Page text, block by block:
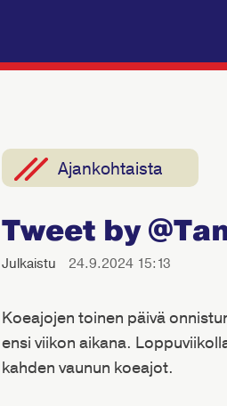
t
k
a
A
i
Ajankohtaista
Tweet by
Julkaistu 24.9.2024 15:13
Koeajojen toinen päivä
ensi viikon aikana.
kahden vaunun koeajot.